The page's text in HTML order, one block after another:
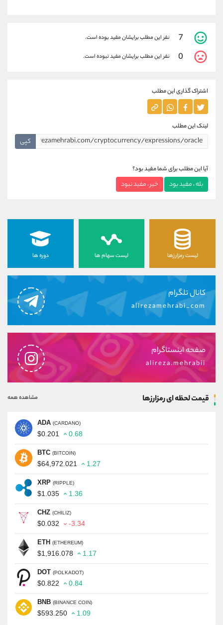
7 نفر این مطلب برایشان مفید بوده است.
0 نفر این مطلب برایشان مفید نبوده است.
اشتراک گذاری این مطلب
لینک این مطلب
کپی
آیا این مطلب برای شما مفید بود؟
بله ، مفید بود خیر ، مفید نبود
لیست رمزارزها لیست سهام ها دوره ها
کانال تلگرام
alirezamehrabi_com
صفحه اینستاگرام
alireza.mehrabii
قیمت لحظه ای رمزارزها مشاهده همه
ADA (CARDANO)
$0.201 0.68
BTC (BITCOIN)
$64,972.021 1.27
XRP (RIPPLE)
$1.035 1.36
CHZ (CHILIZ)
$0.032 -3.34
ETH (ETHEREUM)
$1,916.078 1.17
DOT (POLKADOT)
$0.822 0.84
BNB (BINANCE COIN)
$593.250 1.09